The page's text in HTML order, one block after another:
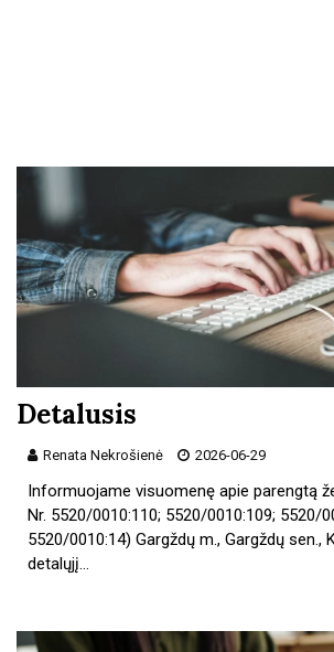
Detalusis
Renata Nekrošienė 2026-06-29
Informuojame visuomenę apie parengtą
Nr. 5520/0010:110; 5520/0010:109; 5520/
5520/0010:14) Gargždų m., Gargždų sen.,
detalųjį…